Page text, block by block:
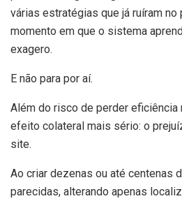
várias estratégias que já ruíram no
momento em que o sistema
exagero.
E não para por aí.
Além do risco de perder eficiência
efeito colateral mais sério: o
site.
Ao criar dezenas ou até centenas
parecidas, alterando apenas